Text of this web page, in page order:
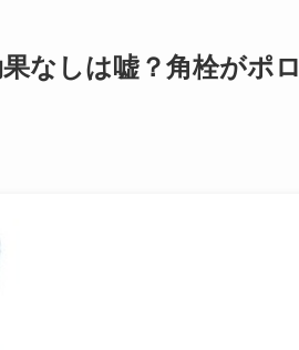
なしは嘘？角栓がポロ